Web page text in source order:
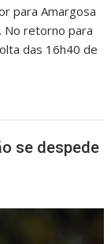
para Amargosa
No retorno para
das 16h40 de
se despede